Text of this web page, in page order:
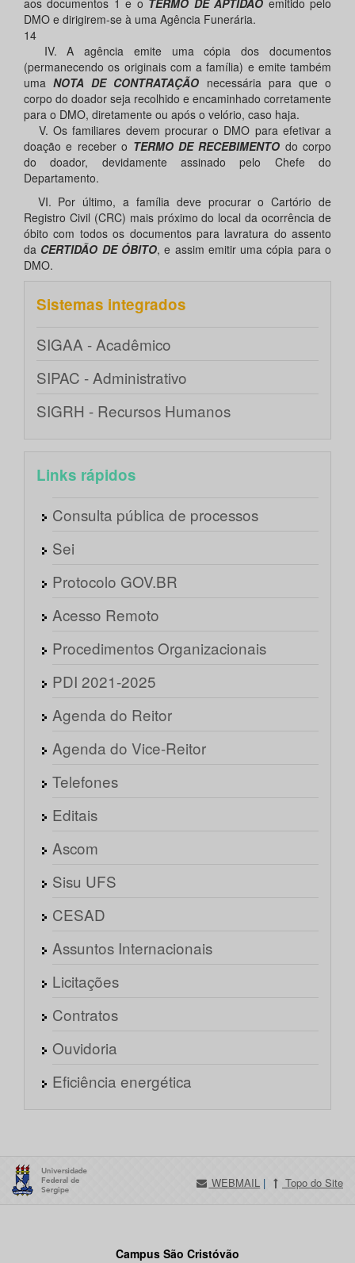
aos documentos 1 e o TERMO DE APTIDÃO emitido pelo
DMO e dirigirem-se à uma Agência Funerária.
14
IV. A agência emite uma cópia dos documentos
(permanecendo os originais com a família) e emite também
umaNOTA DE CONTRATAÇÃO necessária para que o
corpo do doador seja recolhido e encaminhado corretamente
para o DMO, diretamente ou após o velório, caso haja.
V. Os familiares devem procurar o DMO para efetivar a
doação e receber o TERMO DE RECEBIMENTO do corpo
do doador, devidamente assinado pelo Chefe do
Departamento.
VI. Por último, a família deve procurar o Cartório de
Registro Civil (CRC) mais próximo do local da ocorrência de
óbito com todos os documentos para lavratura do assento
da CERTIDÃO DE ÓBITO, e assim emitir uma cópia para o
DMO.
Sistemas integrados
SIGAA - Acadêmico
SIPAC - Administrativo
SIGRH - Recursos Humanos
Links rápidos
Consulta pública de processos
Sei
Protocolo GOV.BR
Acesso Remoto
Procedimentos Organizacionais
PDI 2021-2025
Agenda do Reitor
Agenda do Vice-Reitor
Telefones
Editais
Ascom
Sisu UFS
CESAD
Assuntos Internacionais
Licitações
Contratos
Ouvidoria
Eficiência energética
WEBMAIL | Topo do Site
Campus São Cristóvão